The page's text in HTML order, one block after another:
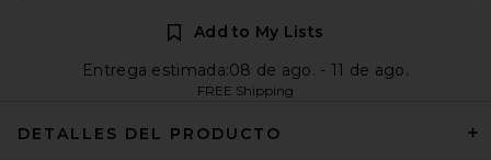
Add to My Lists
Entrega estimada:08 de ago. - 11 de ago.
FREE Shipping
DETALLES DEL PRODUCTO